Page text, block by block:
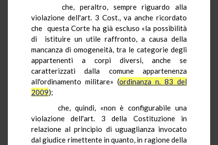
che, peraltro, sempre riguardo alla
violazione dell'art. 3 Cost., va anche ricordato
che questa Corte ha già escluso «la possibilità
di istituire un utile raffronto, a causa della
mancanza di omogeneità, tra le categorie degli
appartenenti a corpi diversi, anche se
caratterizzati dalla comune appartenenza
all'ordinamento militare» (ordinanza n. 83 del
2009);
che, quindi, «non è configurabile una
violazione dell'art. 3 della Costituzione in
relazione al principio di uguaglianza invocato
dal giudice rimettente in quanto, in ragione della